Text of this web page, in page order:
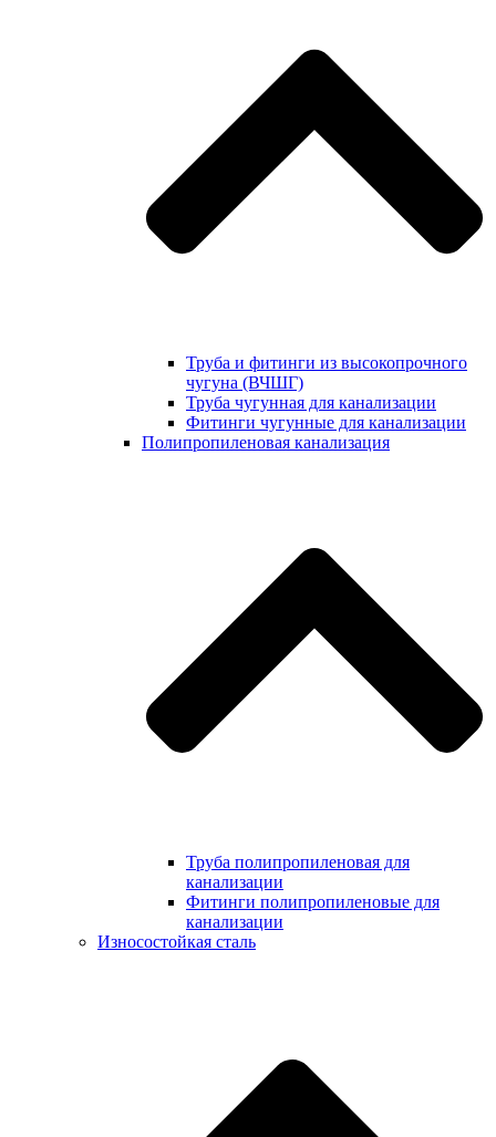
Труба и фитинги из высокопрочного
чугуна (ВЧШГ)
Труба чугунная для канализации
Фитинги чугунные для канализации
Полипропиленовая канализация
Труба полипропиленовая для
канализации
Фитинги полипропиленовые для
канализации
Износостойкая сталь